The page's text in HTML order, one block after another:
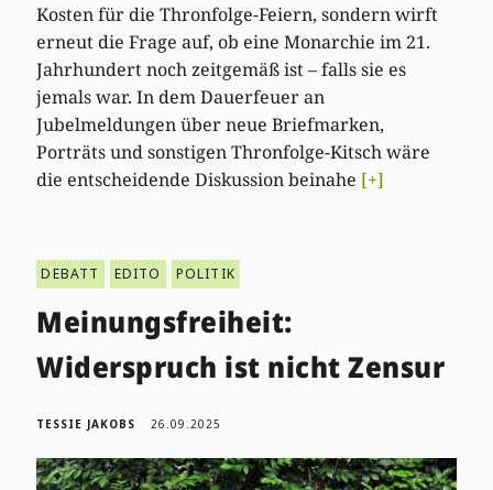
Kosten für die Thronfolge-Feiern, sondern wirft
erneut die Frage auf, ob eine Monarchie im 21.
Jahrhundert noch zeitgemäß ist – falls sie es
jemals war. In dem Dauerfeuer an
Jubelmeldungen über neue Briefmarken,
Porträts und sonstigen Thronfolge-Kitsch wäre
die entscheidende Diskussion beinahe [+]
DEBATT EDITO POLITIK
Meinungsfreiheit:
Widerspruch ist nicht Zensur
TESSIE JAKOBS 26.09.2025